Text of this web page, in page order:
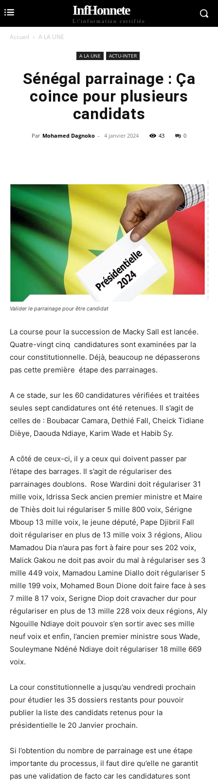
InfHonnete
L\'information certifiée
Accueil A LA UNE
A LA UNE ACTU-INTER
Sénégal parrainage : Ça
coince pour plusieurs
candidats
Par Mohamed Dagnoko - 4 janvier 2024 43 0
Valider le parrainage pour être candidat
La course pour la succession de Macky Sall est lancée.
Quatre-vingt cinq candidatures sont examinées par la
cour constitutionnelle. Déjà, beaucoup ne dépasserons
pas cette première étape des parrainages.
A ce stade, sur les 60 candidatures vérifiées et traitées
seules sept candidatures ont été retenues. Il s’agit de
celles de : Boubacar Camara, Dethié Fall, Cheick Tidiane
Dièye, Daouda Ndiaye, Karim Wade et Habib Sy.
A côté de ceux-ci, il y a ceux qui doivent passer par
l’étape des barrages. Il s’agit de régulariser des
parrainages doublons. Rose Wardini doit régulariser 31
mille voix, Idrissa Seck ancien premier ministre et Maire
de Thiès doit lui régulariser 5 mille 800 voix, Sérigne
Mboup 13 mille voix, le jeune député, Pape Djibril Fall
doit régulariser en plus de 13 mille voix 3 régions, Aliou
Mamadou Dia n’aura pas fort à faire pour ses 202 voix,
Malick Gakou ne doit pas avoir du mal à régulariser ses 3
mille 449 voix, Mamadou Lamine Diallo doit régulariser 5
mille 199 voix, Mohamed Boun Dione doit faire face à ses
7 mille 8 17 voix, Serigne Diop doit cravacher dur pour
régulariser en plus de 13 mille 228 voix deux régions, Aly
Ngouille Ndiaye doit pouvoir s’en sortir avec ses mille
neuf voix et enfin, l’ancien premier ministre sous Wade,
Souleymane Ndéné Ndiaye doit régulariser 18 mille 669
voix.
La cour constitutionnelle a jusqu’au vendredi prochain
pour étudier les 35 dossiers restants pour pouvoir
publier la liste des candidats retenus pour la
présidentielle le 20 Janvier prochain.
Si l’obtention du nombre de parrainage est une étape
importante du processus, il faut dire qu’elle ne garantit
pas une validation de facto car les candidatures sont